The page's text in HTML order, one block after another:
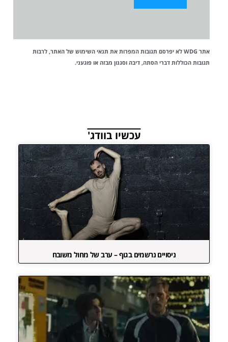
אתר WDG לא יפרסם תגובות המפרות את תנאי השימוש של האתר, לרבות
תגובות הכוללות דברי הסתה, דיבה וסגנון מבזה או פוגעני.
עכשיו בוודג'
ניסויים נרשמים בגוף – ערב של מחול משובח